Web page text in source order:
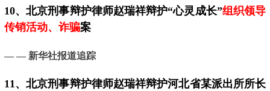
10、北京刑事辩护律师赵瑞祥辩护“心灵成长”组织领导
传销活动、诈骗案
— — 新华社报道追踪
11、北京刑事辩护律师赵瑞祥辩护河北省某派出所所长